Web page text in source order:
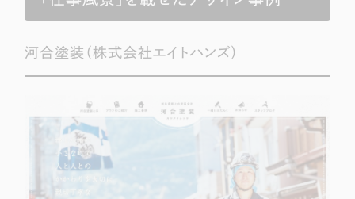
選ばれる理由
サービス
Web Produce
リーピーが選ばれる理由
コーポレートサイト制作
採用サイト制作
ECサイト制作
河合塗装（株式会社エイトハンズ）